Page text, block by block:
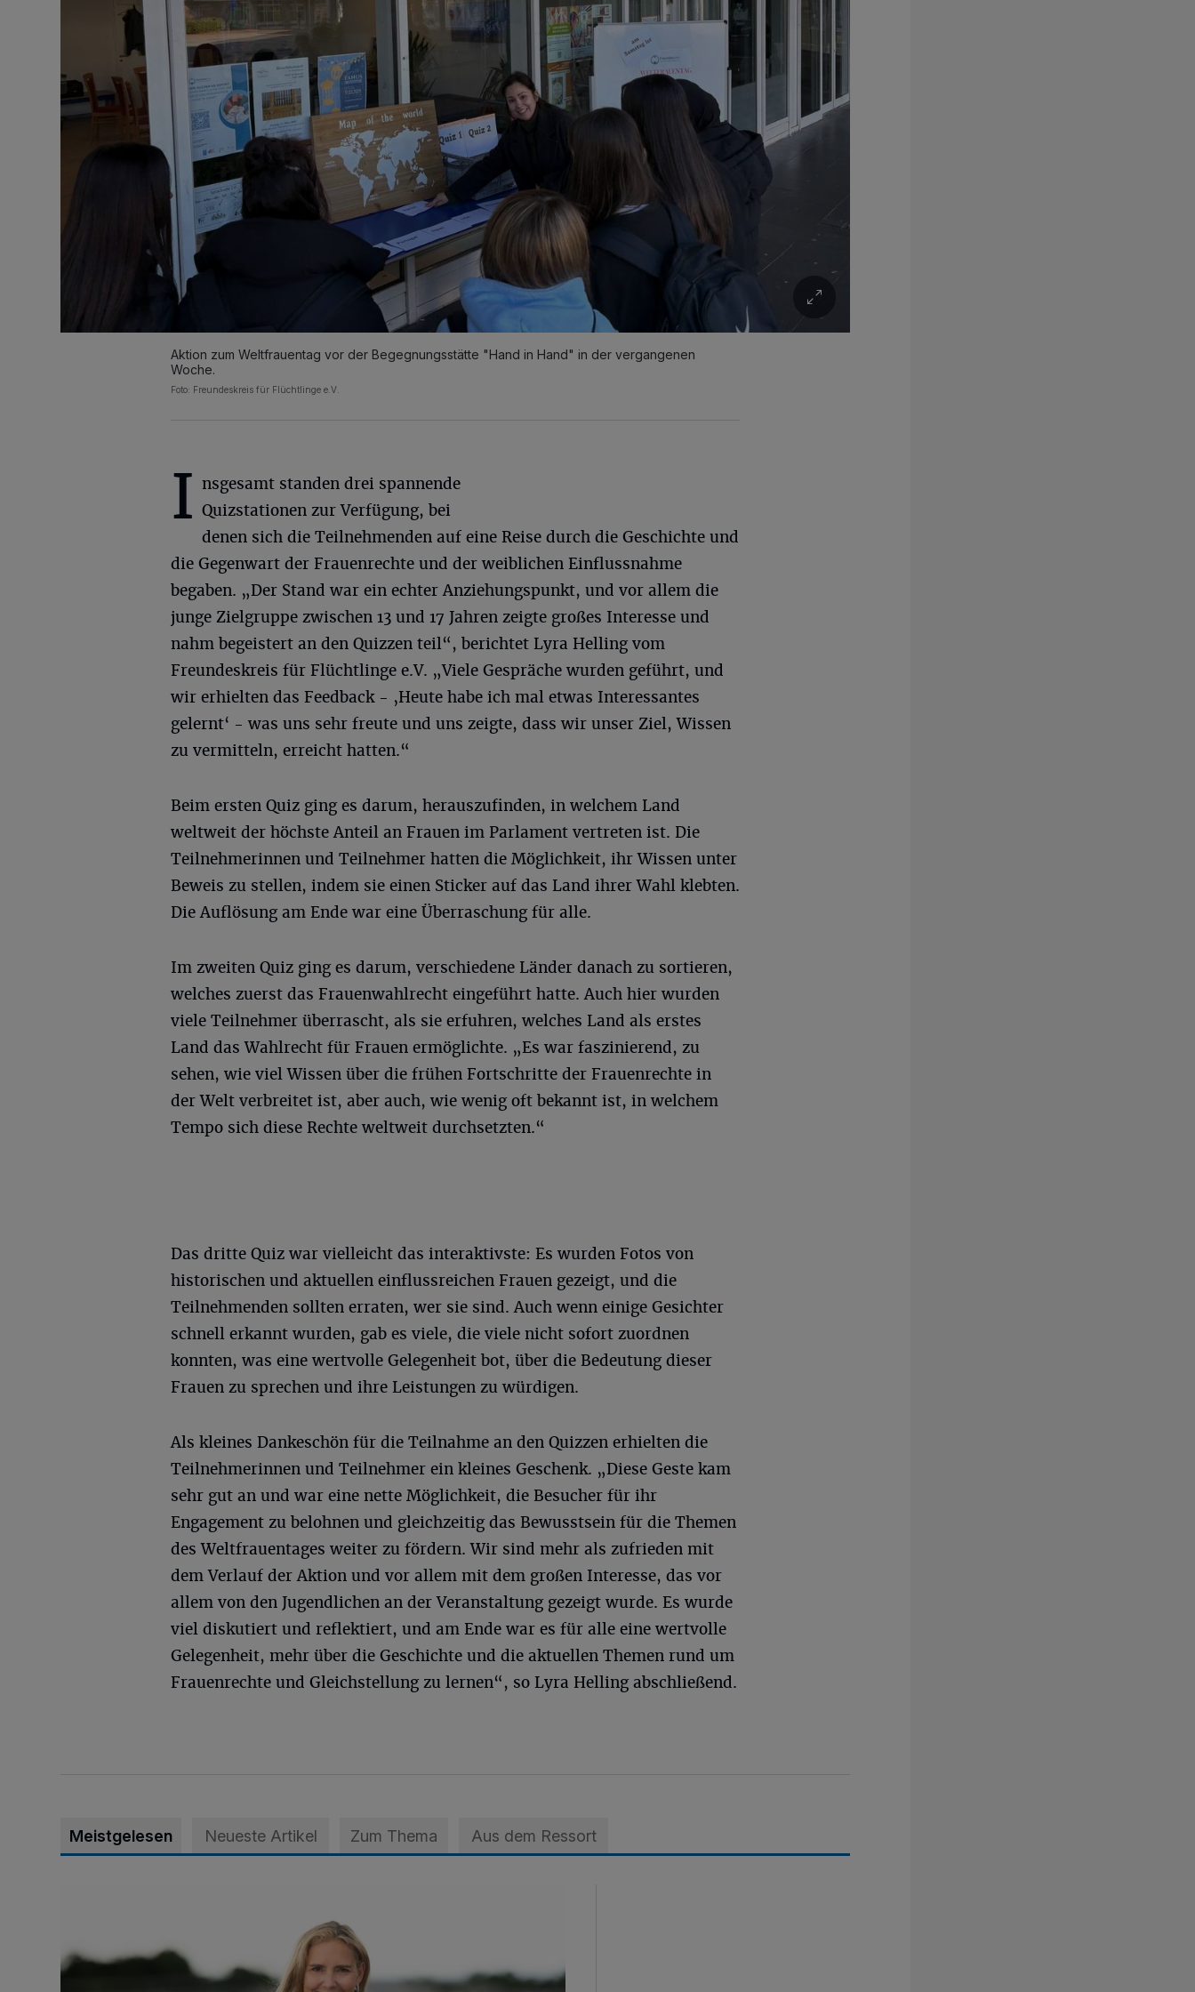
Aktion zum Weltfrauentag vor der Begegnungsstätte "Hand in Hand" in der vergangenen
Woche.
Foto: Freundeskreis für Flüchtlinge e.V.
I nsgesamt standen drei spannende
Quizstationen zur Verfügung, bei
denen sich die Teilnehmenden auf eine Reise durch die Geschichte und
die Gegenwart der Frauenrechte und der weiblichen Einflussnahme
begaben. „Der Stand war ein echter Anziehungspunkt, und vor allem die
junge Zielgruppe zwischen 13 und 17 Jahren zeigte großes Interesse und
nahm begeistert an den Quizzen teil“, berichtet Lyra Helling vom
Freundeskreis für Flüchtlinge e.V. „Viele Gespräche wurden geführt, und
wir erhielten das Feedback - ‚Heute habe ich mal etwas Interessantes
gelernt‘ - was uns sehr freute und uns zeigte, dass wir unser Ziel, Wissen
zu vermitteln, erreicht hatten.“
Beim ersten Quiz ging es darum, herauszufinden, in welchem Land
weltweit der höchste Anteil an Frauen im Parlament vertreten ist. Die
Teilnehmerinnen und Teilnehmer hatten die Möglichkeit, ihr Wissen unter
Beweis zu stellen, indem sie einen Sticker auf das Land ihrer Wahl klebten.
Die Auflösung am Ende war eine Überraschung für alle.
Im zweiten Quiz ging es darum, verschiedene Länder danach zu sortieren,
welches zuerst das Frauenwahlrecht eingeführt hatte. Auch hier wurden
viele Teilnehmer überrascht, als sie erfuhren, welches Land als erstes
Land das Wahlrecht für Frauen ermöglichte. „Es war faszinierend, zu
sehen, wie viel Wissen über die frühen Fortschritte der Frauenrechte in
der Welt verbreitet ist, aber auch, wie wenig oft bekannt ist, in welchem
Tempo sich diese Rechte weltweit durchsetzten.“
Das dritte Quiz war vielleicht das interaktivste: Es wurden Fotos von
historischen und aktuellen einflussreichen Frauen gezeigt, und die
Teilnehmenden sollten erraten, wer sie sind. Auch wenn einige Gesichter
schnell erkannt wurden, gab es viele, die viele nicht sofort zuordnen
konnten, was eine wertvolle Gelegenheit bot, über die Bedeutung dieser
Frauen zu sprechen und ihre Leistungen zu würdigen.
Als kleines Dankeschön für die Teilnahme an den Quizzen erhielten die
Teilnehmerinnen und Teilnehmer ein kleines Geschenk. „Diese Geste kam
sehr gut an und war eine nette Möglichkeit, die Besucher für ihr
Engagement zu belohnen und gleichzeitig das Bewusstsein für die Themen
des Weltfrauentages weiter zu fördern. Wir sind mehr als zufrieden mit
dem Verlauf der Aktion und vor allem mit dem großen Interesse, das vor
allem von den Jugendlichen an der Veranstaltung gezeigt wurde. Es wurde
viel diskutiert und reflektiert, und am Ende war es für alle eine wertvolle
Gelegenheit, mehr über die Geschichte und die aktuellen Themen rund um
Frauenrechte und Gleichstellung zu lernen“, so Lyra Helling abschließend.
Meistgelesen Neueste Artikel Zum Thema Aus dem Ressort